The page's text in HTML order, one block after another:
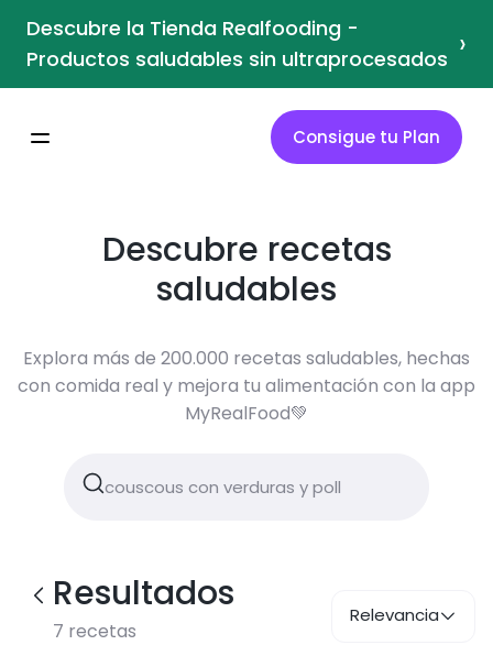
Descubre la Tienda Realfooding -
Productos saludables sin ultraprocesados ›
Consigue tu Plan
Descubre recetas
saludables
Explora más de 200.000 recetas saludables, hechas
con comida real y mejora tu alimentación con la app
MyRealFood💚
Resultados
7 recetas
Relevancia